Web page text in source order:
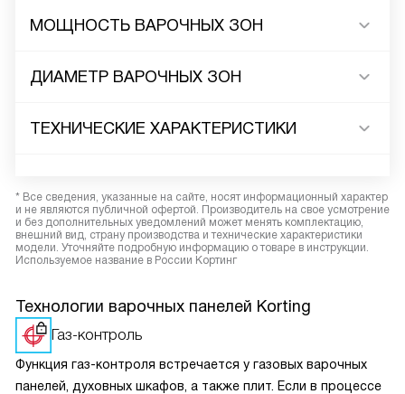
МОЩНОСТЬ ВАРОЧНЫХ ЗОН
ДИАМЕТР ВАРОЧНЫХ ЗОН
ТЕХНИЧЕСКИЕ ХАРАКТЕРИСТИКИ
* Все сведения, указанные на сайте, носят информационный характер
и не являются публичной офертой. Производитель на свое усмотрение
и без дополнительных уведомлений может менять комплектацию,
внешний вид, страну производства и технические характеристики
модели. Уточняйте подробную информацию о товаре в инструкции.
Используемое название в России Кортинг
Технологии варочных панелей Korting
Газ-контроль
Функция газ-контроля встречается у газовых варочных
панелей, духовных шкафов, а также плит. Если в процессе